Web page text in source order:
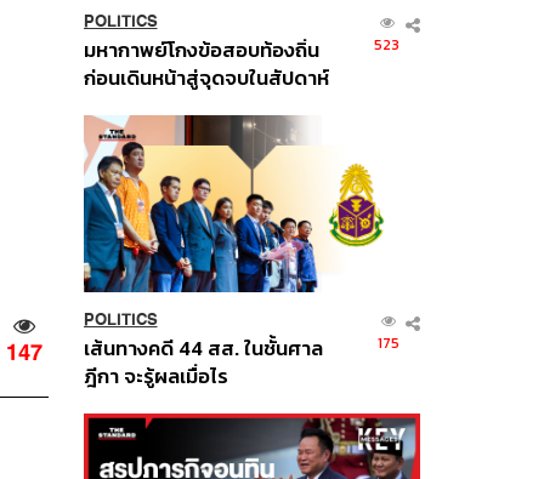
147
POLITICS
มหากาพย์โกงข้อสอบท้องถิ่น
ก่อนเดินหน้าสู่จุดจบในสัปดาห์
523
POLITICS
เส้นทางคดี 44 สส. ในชั้นศาล
ฎีกา จะรู้ผลเมื่อไร
175